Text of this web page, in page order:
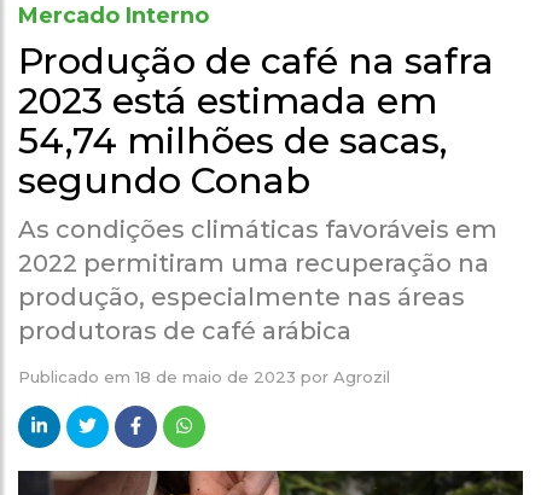
Mercado Interno
Produção de café na safra
2023 está estimada em
54,74 milhões de sacas,
segundo Conab
As condições climáticas favoráveis em
2022 permitiram uma recuperação na
produção, especialmente nas áreas
produtoras de café arábica
Publicado em18 de maio de 2023 por Agrozil